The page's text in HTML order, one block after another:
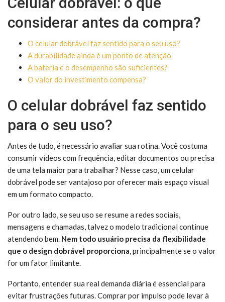
considerar antes da compra?
O celular dobrável faz sentido para o seu uso?
A durabilidade ainda é um ponto de atenção
A bateria e o desempenho são suficientes?
O valor do investimento compensa?
O celular dobrável faz sentido
para o seu uso?
Antes de tudo, é necessário avaliar sua rotina. Você costuma
consumir vídeos com frequência, editar documentos ou precisa
de uma tela maior para trabalhar? Nesse caso, um celular
dobrável pode ser vantajoso por oferecer mais espaço visual
em um formato compacto.
Por outro lado, se seu uso se resume a redes sociais,
mensagens e chamadas, talvez o modelo tradicional continue
atendendo bem. Nem todo usuário precisa da flexibilidade
que o design dobrável proporciona, principalmente se o valor
for um fator limitante.
Portanto, entender sua real demanda diária é essencial para
evitar frustrações futuras. Comprar por impulso pode levar à